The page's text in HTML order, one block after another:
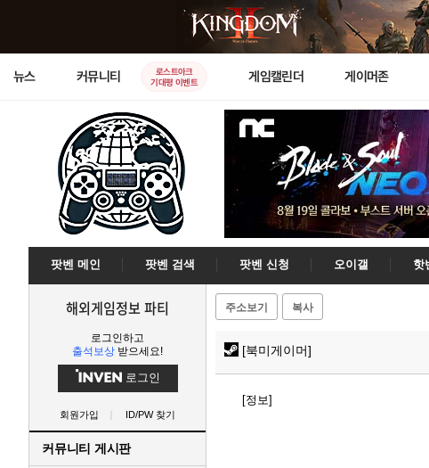
뉴스 커뮤니티
로스트아크
기대평 이벤트
게임캘린더 게이머존
팟벤 메인 팟벤 검색 팟벤 신청 오이갤 핫
해외게임정보 파티
로그인하고
출석보상 받으세요!
로그인
회원가입 ID/PW 찾기
커뮤니티 게시판
주소보기 복사
[북미게이머]
[정보]